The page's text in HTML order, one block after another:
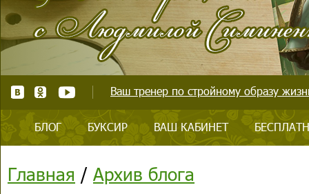
Ваш тренер по стройному образу
БЛОГ БУКСИР ВАШ КАБИНЕТ
Главная / Архив блога